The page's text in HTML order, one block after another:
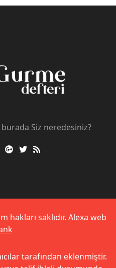
Siz neredesiniz?
hakları saklıdır. Alexa web
tarafından eklenmiştir.